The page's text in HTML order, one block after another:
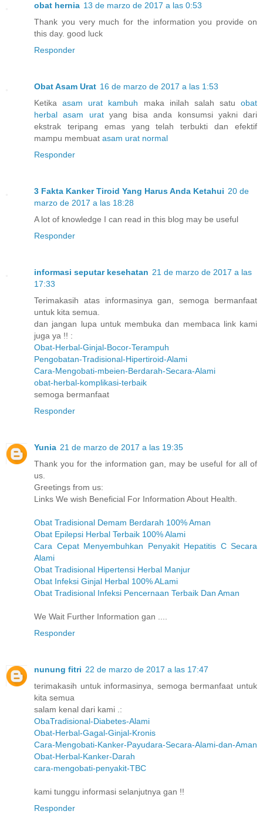
obat hernia 13 de marzo de 2017 a las 0:53
Thank you very much for the information you provide on
this day. good luck
Responder
Obat Asam Urat 16 de marzo de 2017 a las 1:53
Ketikaasam urat kambuh maka inilah salah satu obat
herbal asam uratyang bisa anda konsumsi yakni dari
ekstrak teripang emas yang telah terbukti dan efektif
mampu membuat asam urat normal
Responder
3 Fakta Kanker Tiroid Yang Harus Anda Ketahui 20 de
marzo de 2017 a las 18:28
A lot of knowledge I can read in this blog may be useful
Responder
informasi seputar kesehatan 21 de marzo de 2017 a las
17:33
Terimakasih atas informasinya gan, semoga bermanfaat
untuk kita semua.
dan jangan lupa untuk membuka dan membaca link kami
juga ya !! :
Obat-Herbal-Ginjal-Bocor-Terampuh
Pengobatan-Tradisional-Hipertiroid-Alami
Cara-Mengobati-mbeien-Berdarah-Secara-Alami
obat-herbal-komplikasi-terbaik
semoga bermanfaat
Responder
Yunia 21 de marzo de 2017 a las 19:35
Thank you for the information gan, may be useful for all of
us.
Greetings from us:
Links We wish Beneficial For Information About Health.
Obat Tradisional Demam Berdarah 100% Aman
Obat Epilepsi Herbal Terbaik 100% Alami
Cara Cepat Menyembuhkan Penyakit Hepatitis C Secara
Alami
Obat Tradisional Hipertensi Herbal Manjur
Obat Infeksi Ginjal Herbal 100% ALami
Obat Tradisional Infeksi Pencernaan Terbaik Dan Aman
We Wait Further Information gan ....
Responder
nunung fitri 22 de marzo de 2017 a las 17:47
terimakasih untuk informasinya, semoga bermanfaat untuk
kita semua
salam kenal dari kami .:
ObaTradisional-Diabetes-Alami
Obat-Herbal-Gagal-Ginjal-Kronis
Cara-Mengobati-Kanker-Payudara-Secara-Alami-dan-Aman
Obat-Herbal-Kanker-Darah
cara-mengobati-penyakit-TBC
kami tunggu informasi selanjutnya gan !!
Responder